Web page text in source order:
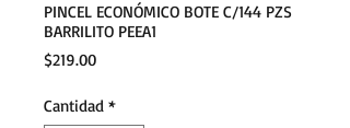
PINCEL ECONÓMICO BOTE C/144 PZS
BARRILITO PEEA1
$219.00Precio
Cantidad *